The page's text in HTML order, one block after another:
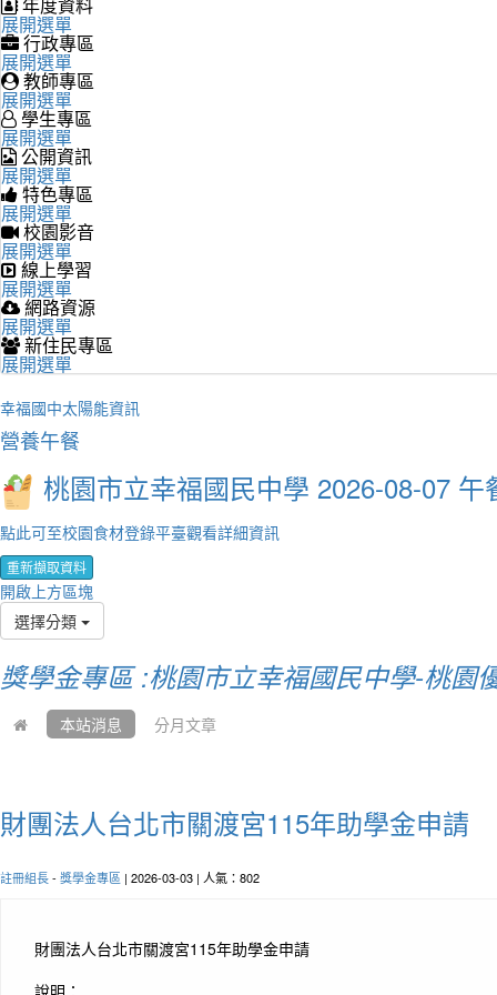
展開選單
行政專區
展開選單
教師專區
展開選單
學生專區
展開選單
公開資訊
展開選單
特色專區
展開選單
校園影音
展開選單
線上學習
展開選單
網路資源
展開選單
新住民專區
展開選單
幸福國中太陽能資訊
營養午餐
桃園市立幸福國民中學 2026-08-07 午
點此可至校園食材登錄平臺觀看詳細資訊
重新擷取資料
開啟上方區塊
選擇分類
獎學金專區 :桃園市立幸福國民中學-桃園
本站消息 分月文章
財團法人台北市關渡宮115年助學金申請
註冊組長- 獎學金專區 | 2026-03-03 | 人氣：802
財團法人台北市關渡宮115年助學金申請